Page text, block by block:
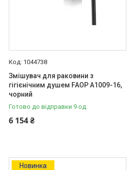
1044738
Змішувач для раковини з
гігієнічним душем FAOP A1009-16,
чорний
Готово до відправки 9 од.
6 154 ₴
Новинка